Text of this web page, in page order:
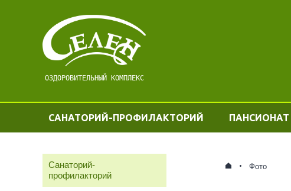
ОЗДОРОВИТЕЛЬНЫЙ КОМПЛЕКС
САНАТОРИЙ-ПРОФИЛАКТОРИЙ ПАНСИОНАТ
Санаторий-
профилакторий
Фото